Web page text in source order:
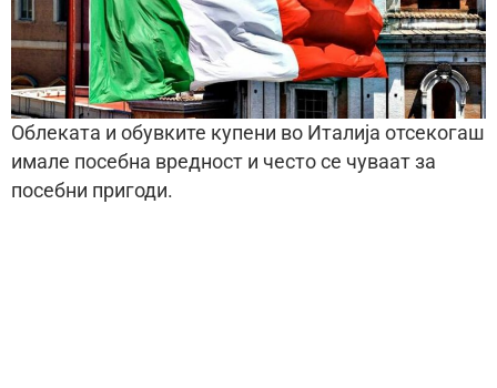
Облеката и обувките купени во Италија отсекогаш
имале посебна вредност и често се чуваат за
посебни пригоди.